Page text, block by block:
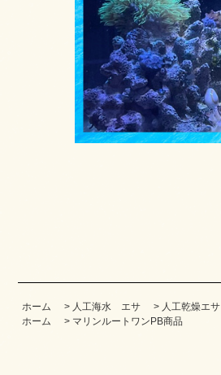
ホーム > 人工海水 エサ > 人工乾燥エサ
ホーム
> マリンルートワンPB商品